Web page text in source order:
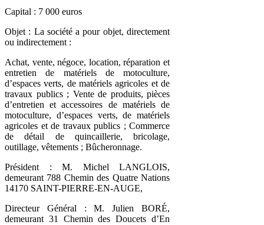
Capital : 7 000 euros
Objet : La société a pour objet, directement
ou indirectement :
Achat, vente, négoce, location, réparation et
entretien de matériels de motoculture,
d’espaces verts, de matériels agricoles et de
travaux publics ; Vente de produits, pièces
d’entretien et accessoires de matériels de
motoculture, d’espaces verts, de matériels
agricoles et de travaux publics ; Commerce
de détail de quincaillerie, bricolage,
outillage, vêtements ; Bûcheronnage.
Président : M. Michel LANGLOIS,
demeurant 788 Chemin des Quatre Nations
14170 SAINT-PIERRE-EN-AUGE,
Directeur Général : M. Julien BORÉ,
demeurant 31 Chemin des Doucets d’En